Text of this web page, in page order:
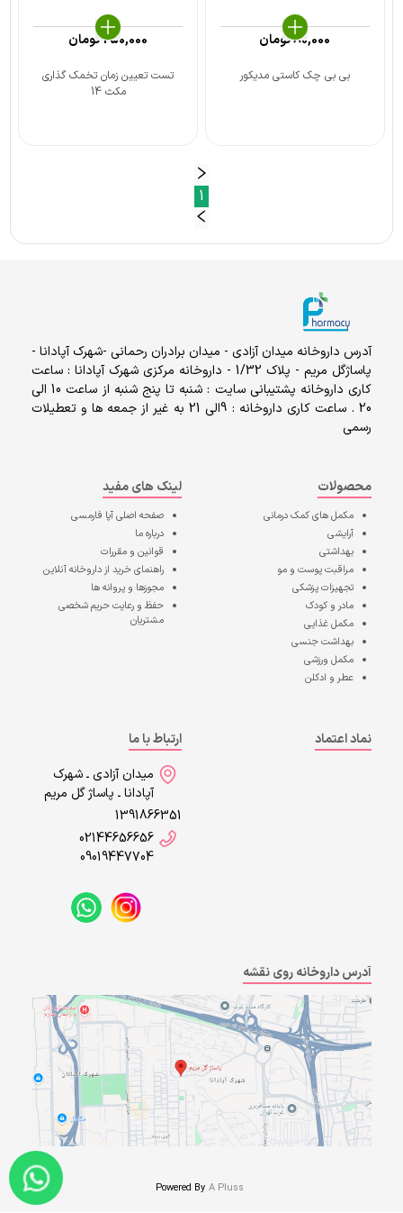
بی بی چک کاستی مدیکور
80,000تومان
تست تعیین زمان تخمک گذاری
مکث 14
250,000تومان
1
آدرس داروخانه میدان آزادی - میدان برادران رحمانی -شهرک آپادانا -
پاساژگل مریم - پلاک 1/32 - داروخانه مرکزی شهرک آپادانا : ساعت
کاری داروخانه پشتیبانی سایت : شنبه تا پنج شنبه از ساعت 10 الی
20 . ساعت کاری داروخانه : 9الی 21 به غیر از جمعه ها و تعطیلات
رسمی
محصولات
مکمل های کمک درمانی
آرایشی
بهداشتی
مراقبت پوست و مو
تجهیزات پزشکی
مادر و کودک
مکمل غذایی
بهداشت جنسی
مکمل ورزشی
عطر و ادکلن
لینک های مفید
صفحه اصلیآپا فارمسی
درباره ما
قوانین و مقررات
راهنمای خرید از داروخانه آنلاین
مجوزها و پروانه ها
حفظ و رعایت حریم شخصی
مشتریان
نماد اعتماد
ارتباط با ما
میدان آزادی ـ شهرک
آپادانا ـ پاساژ گل مریم
1391866351
02144656656
09019447704
آدرس داروخانه روی نقشه
A Pluss
Powered By